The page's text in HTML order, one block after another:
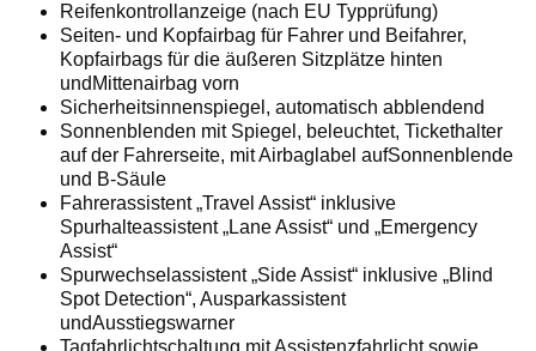
Reifenkontrollanzeige (nach EU Typprüfung)
Seiten- und Kopfairbag für Fahrer und Beifahrer,
Kopfairbags für die äußeren Sitzplätze hinten
undMittenairbag vorn
Sicherheitsinnenspiegel, automatisch abblendend
Sonnenblenden mit Spiegel, beleuchtet, Tickethalter
auf der Fahrerseite, mit Airbaglabel aufSonnenblende
und B-Säule
Fahrerassistent „Travel Assist“ inklusive
Spurhalteassistent „Lane Assist“ und „Emergency
Assist“
Spurwechselassistent „Side Assist“ inklusive „Blind
Spot Detection“, Ausparkassistent
undAusstiegswarner
Tagfahrlichtschaltung mit Assistenzfahrlicht sowie